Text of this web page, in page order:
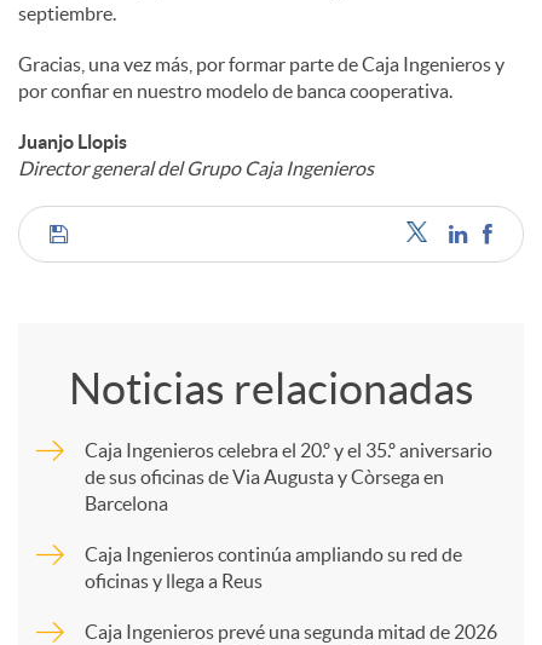
septiembre.
Gracias, una vez más, por formar parte de Caja Ingenieros y
por confiar en nuestro modelo de banca cooperativa.
Juanjo Llopis
Director general del Grupo Caja Ingenieros
C
Noticias relacionadas
Caja Ingenieros celebra el 20.º y el 35.º aniversario
de sus oficinas de Via Augusta y Còrsega en
Barcelona
Caja Ingenieros continúa ampliando su red de
oficinas y llega a Reus
Caja Ingenieros prevé una segunda mitad de 2026